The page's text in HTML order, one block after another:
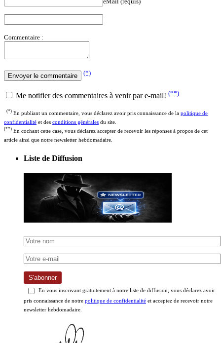
confidentialitéet desconditions généralesdu site.
En cochant cette case, vous déclarez accepter de recevoir les réponses à propos de cet
article ainsi que notre newsletter hebdomadaire.
En vous inscrivant gratuitement à notre liste de diffusion, vous déclarez avoir
pris connaissance de notrepolitique de confidentialité et acceptez de recevoir notre
newsletter hebdomadaire.